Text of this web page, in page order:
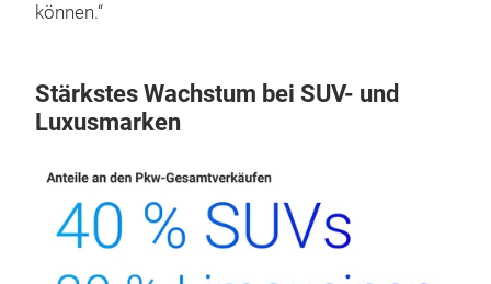
können.“
Stärkstes Wachstum bei SUV- und
Luxusmarken